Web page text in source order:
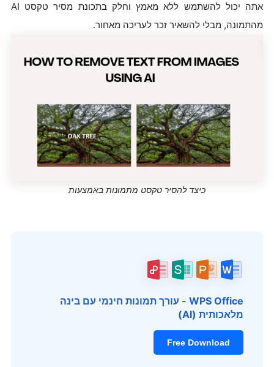
אתה יכול להשתמש ללא מאמץ וחלק בתכונת מסיר טקסט AI
מהתמונה, מבלי להשאיר זכר לעריכה מאחור.
כיצד להסיר טקסט מתמונות באמצעות
WPS Office - עורך תמונות חינמי עם בינה
מלאכותית (AI)
Free Download